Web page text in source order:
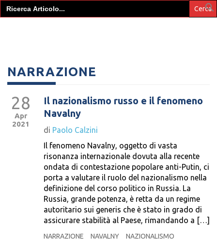
Search
for:
NARRAZIONE
28
Apr
2021
Il nazionalismo russo e il fenomeno
Navalny
di Paolo Calzini
Il fenomeno Navalny, oggetto di vasta
risonanza internazionale dovuta alla recente
ondata di contestazione popolare anti-Putin, ci
porta a valutare il ruolo del nazionalismo nella
definizione del corso politico in Russia. La
Russia, grande potenza, è retta da un regime
autoritario sui generis che è stato in grado di
assicurare stabilità al Paese, rimandando a […]
NARRAZIONE NAVALNY
NAZIONALISMO